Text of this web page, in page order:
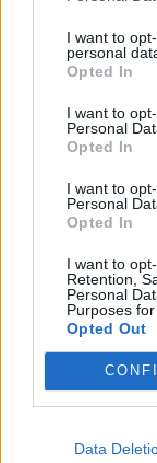
I want to
personal
Opted In
I want to
Personal
Opted In
I want to
Personal
Opted In
I want to
Retention,
Personal
Purposes
Opted Out
Data
Brzdiaca vzdialenosť:
EU smernica:
Hlučnosť:
Hlučnosť typ:
Konštrukcia:
Palce:
Počet v balení:
Priľnavosť na mokru: